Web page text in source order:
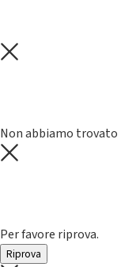
Non abbiamo trovato
Per favore riprova.
Riprova